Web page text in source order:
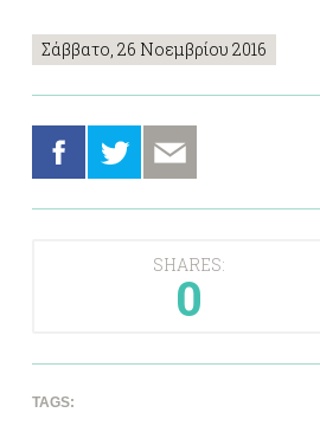
Σάββατο, 26 Νοεμβρίου 2016
SHARES:
0
TAGS: